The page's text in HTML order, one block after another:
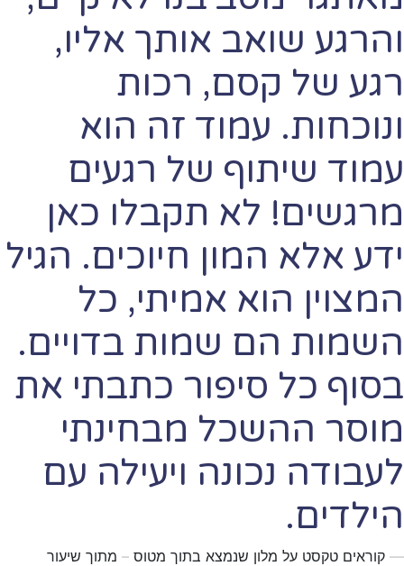
והרגע שואב אותך אליו,
רגע של קסם, רכות
ונוכחות. עמוד זה הוא
עמוד שיתוף של רגעים
מרגשים! לא תקבלו כאן
ידע אלא המון חיוכים. הגיל
המצוין הוא אמיתי, כל
השמות הם שמות בדויים.
בסוף כל סיפור כתבתי את
מוסר ההשכל מבחינתי
לעבודה נכונה ויעילה עם
הילדים.
— קוראים טקסט על מלון שנמצא בתוך מטוס – מתוך שיעור